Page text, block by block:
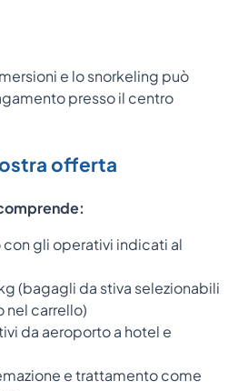
e lo snorkeling può
presso il centro
offerta
con gli operativi indicati al
(bagagli da stiva selezionabili
carrello)
da aeroporto a hotel e
e trattamento come